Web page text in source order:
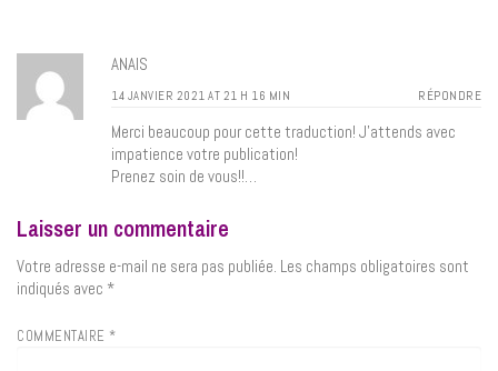
ANAIS
14 JANVIER 2021 AT 21 H 16 MIN RÉPONDRE
Merci beaucoup pour cette traduction! J’attends avec
impatience votre publication!
Prenez soin de vous!!…
Laisser un commentaire
Votre adresse e-mail ne sera pas publiée. Les champs obligatoires sont
indiqués avec *
COMMENTAIRE *